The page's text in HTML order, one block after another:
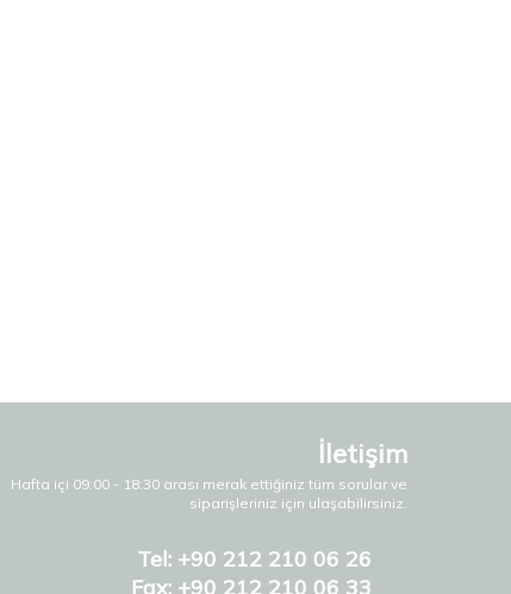
İletişim
Hafta içi 09:00 - 18:30 arası merak ettiğiniz tüm sorular ve
siparişleriniz için ulaşabilirsiniz.
Tel: +90 212 210 06 26
Fax: +90 212 210 06 33